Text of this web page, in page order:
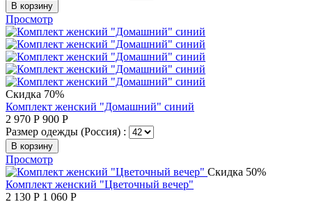
В корзину
Просмотр
Скидка 70%
Комплект женский "Домашний" синий
2 970 Р 900 Р
Размер одежды (Россия) :
В корзину
Просмотр
Скидка 50%
Комплект женский "Цветочный вечер"
2 130 Р 1 060 Р